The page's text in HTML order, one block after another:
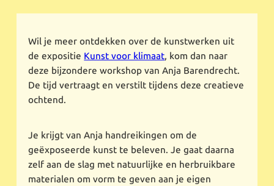
Wil je meer ontdekken over de kunstwerken uit
de expositie Kunst voor klimaat, kom dan naar
deze bijzondere workshop van Anja Barendrecht.
De tijd vertraagt en verstilt tijdens deze creatieve
ochtend.
Je krijgt van Anja handreikingen om de
geëxposeerde kunst te beleven. Je gaat daarna
zelf aan de slag met natuurlijke en herbruikbare
materialen om vorm te geven aan je eigen